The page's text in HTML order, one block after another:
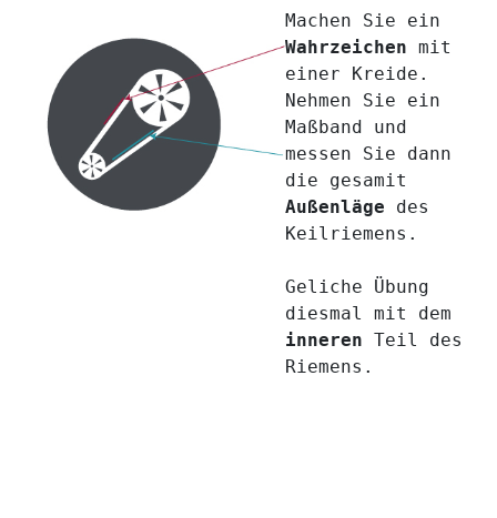
Machen Sie ein
Wahrzeichen mit
einer Kreide.
Nehmen Sie ein
Maßband und
messen Sie dann
die gesamit
Außenläge des
Keilriemens.
Geliche Übung
diesmal mit dem
inneren Teil des
Riemens.